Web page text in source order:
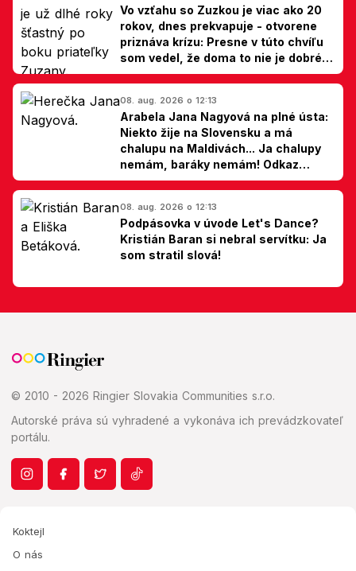
Vo vzťahu so Zuzkou je viac ako 20
rokov, dnes prekvapuje - otvorene
priznáva krízu: Presne v túto chvíľu
som vedel, že doma to nie je dobré,
hovorí Milan Ondrík
08. aug. 2026 o 12:13
Arabela Jana Nagyová na plné ústa:
Niekto žije na Slovensku a má
chalupu na Maldivách... Ja chalupy
nemám, baráky nemám! Odkaz
Slovákom
08. aug. 2026 o 12:13
Podpásovka v úvode Let's Dance?
Kristián Baran si nebral servítku: Ja
som stratil slová!
© 2010 - 2026 Ringier Slovakia Communities s.r.o.
Autorské práva sú vyhradené a vykonáva ich prevádzkovateľ
portálu.
Koktejl
O nás